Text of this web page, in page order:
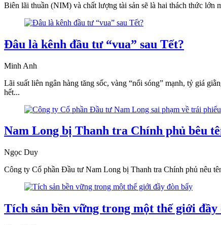
Biên lãi thuần (NIM) và chất lượng tài sản sẽ là hai thách thức lớn
Đâu là kênh đầu tư “vua” sau Tết?
Minh Anh
Lãi suất liên ngân hàng tăng sốc, vàng “nổi sóng” mạnh, tỷ giá
hết...
Nam Long bị Thanh tra Chính phủ bêu
Ngọc Duy
Công ty Cổ phần Đầu tư Nam Long bị Thanh tra Chính phủ nêu
Tích sản bền vững trong một thế giới đầy